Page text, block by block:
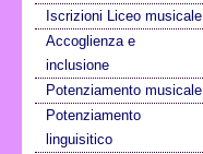
Iscrizioni Liceo musicale
Accoglienza e
inclusione
Potenziamento musicale
Potenziamento
linguisitico